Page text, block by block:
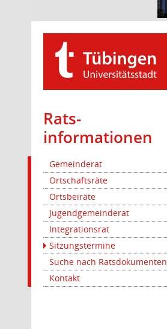
Rats­
informationen
Gemeinderat
Ortschaftsräte
Ortsbeiräte
Jugendgemeinderat
Integrationsrat
Sitzungstermine
Suche nach Ratsdokumenten
Kontakt